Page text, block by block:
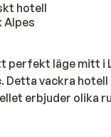
hotell
Alpes
perfekt läge mitt i
vackra hotell
erbjuder olika
trendig design